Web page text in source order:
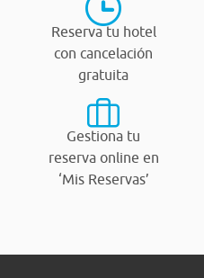
Reserva tu hotel
con cancelación
gratuita
Gestiona tu
reserva online en
‘Mis Reservas’